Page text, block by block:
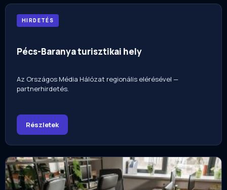
HIRDETÉS
Pécs-Baranya turisztikai hely
Az Országos Média Hálózat regionális elérésével —
partnerhirdetés.
Részletek